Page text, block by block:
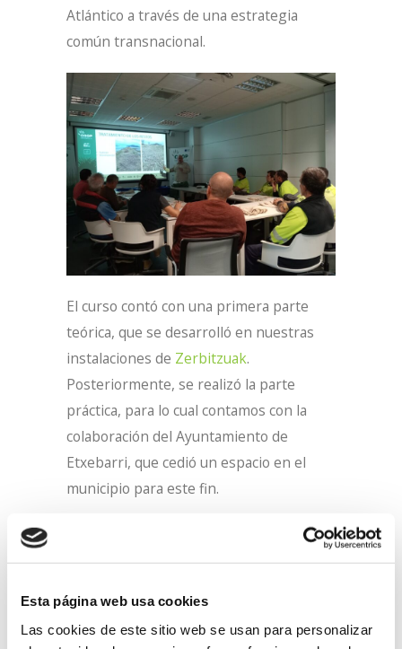
Esta página web usa cookies
Las cookies de este sitio web se usan para personalizar
Atlántico a través de una estrategia
común transnacional.
El curso contó con una primera parte
teórica, que se desarrolló en nuestras
instalaciones de Zerbitzuak.
Posteriormente, se realizó la parte
práctica, para lo cual contamos con la
colaboración del Ayuntamiento de
Etxebarri, que cedió un espacio en el
municipio para este fin.